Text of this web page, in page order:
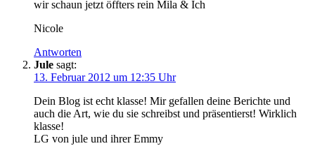
wir schaun jetzt öffters rein Mila & Ich
Nicole
Antworten
Jule sagt:
13. Februar 2012 um 12:35 Uhr
Dein Blog ist echt klasse! Mir gefallen deine Berichte und
auch die Art, wie du sie schreibst und präsentierst! Wirklich
klasse!
LG von jule und ihrer Emmy